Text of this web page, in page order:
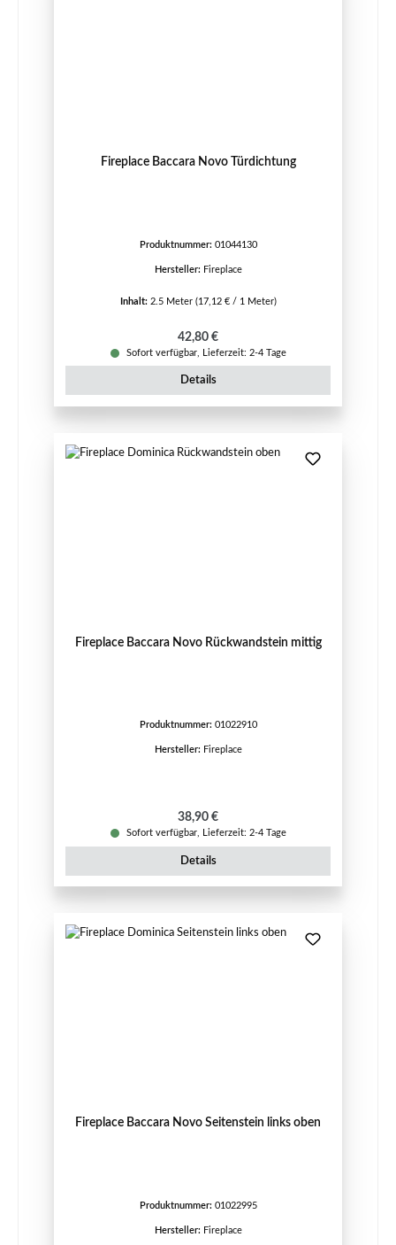
Fireplace Baccara Novo Türdichtung
Produktnummer: 01044130
Hersteller: Fireplace
Inhalt: 2.5 Meter (17,12 € / 1 Meter)
Regulärer Preis:
42,80 €
Sofort verfügbar, Lieferzeit: 2-4 Tage
Details
Fireplace Baccara Novo Rückwandstein mittig
Produktnummer: 01022910
Hersteller: Fireplace
Regulärer Preis:
38,90 €
Sofort verfügbar, Lieferzeit: 2-4 Tage
Details
Fireplace Baccara Novo Seitenstein links oben
Produktnummer: 01022995
Hersteller: Fireplace